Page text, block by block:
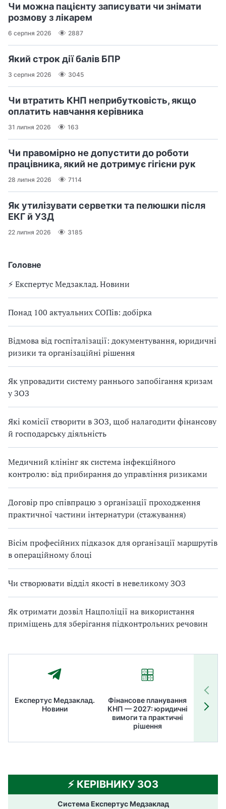
Головне
⚡️ Експертус Медзаклад. Новини
Понад 100 актуальних СОПів: добірка
Відмова від госпіталізації: документування, юридичні
ризики та організаційні рішення
Як упровадити систему раннього запобігання кризам
у ЗОЗ
Які комісії створити в ЗОЗ, щоб налагодити фінансову
й господарську діяльність
Медичний клінінг як система інфекційного
контролю: від прибирання до управління ризиками
Договір про співпрацю з організації проходження
практичної частини інтернатури (стажування)
Вісім професійних підказок для організації маршрутів
в операційному блоці
Чи створювати відділ якості в невеликому ЗОЗ
Як отримати дозвіл Нацполіції на використання
приміщень для зберігання підконтрольних речовин
Експертус Медзаклад.
Новини
Фінансове планування
КНП — 2027: юридичні
вимоги та практичні
рішення
Чи можна пацієнту записувати чи знімати
розмову з лікарем
6 серпня 2026 2887
Який строк дії балів БПР
3 серпня 2026 3045
Чи втратить КНП неприбутковість, якщо
оплатить навчання керівника
31 липня 2026 163
Чи правомірно не допустити до роботи
працівника, який не дотримує гігієни рук
28 липня 2026 7114
Як утилізувати серветки та пелюшки після
ЕКГ й УЗД
22 липня 2026 3185
⚡️ КЕРІВНИКУ ЗОЗ
Система Експертус Медзаклад